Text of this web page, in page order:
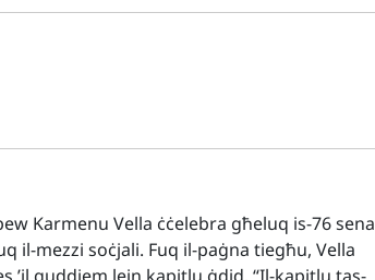
Karmenu Vella ċċelebra għeluq is-76 sena
il-mezzi soċjali. Fuq il-paġna tiegħu, Vella